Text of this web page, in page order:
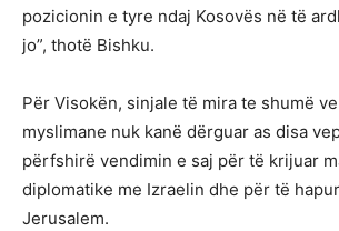
pozicionin e tyre ndaj Kosovës në të
jo”, thotë Bishku.
Për Visokën, sinjale të mira te shumë
myslimane nuk kanë dërguar as disa
përfshirë vendimin e saj për të krijuar
diplomatike me Izraelin dhe për të
Jerusalem.